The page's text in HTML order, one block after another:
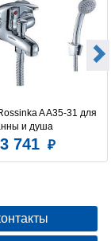
A A35-31 для
и душа
3 741